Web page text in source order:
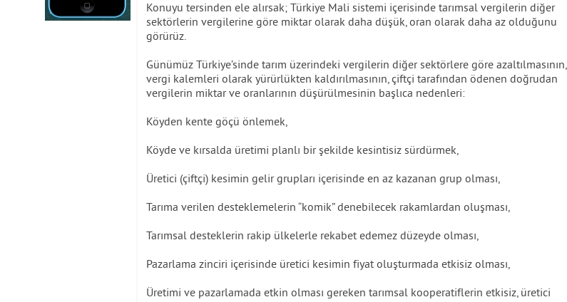
Konuyu tersinden ele alırsak; Türkiye Mali sistemi içerisinde tarımsal vergilerin diğer
sektörlerin vergilerine göre miktar olarak daha düşük, oran olarak daha az olduğunu
görürüz.
Günümüz Türkiye’sinde tarım üzerindeki vergilerin diğer sektörlere göre azaltılmasının,
vergi kalemleri olarak yürürlükten kaldırılmasının, çiftçi tarafından ödenen doğrudan
vergilerin miktar ve oranlarının düşürülmesinin başlıca nedenleri:
Köyden kente göçü önlemek,
Köyde ve kırsalda üretimi planlı bir şekilde kesintisiz sürdürmek,
Üretici (çiftçi) kesimin gelir grupları içerisinde en az kazanan grup olması,
Tarıma verilen desteklemelerin “komik” denebilecek rakamlardan oluşması,
Tarımsal desteklerin rakip ülkelerle rekabet edemez düzeyde olması,
Pazarlama zinciri içerisinde üretici kesimin fiyat oluşturmada etkisiz olması,
Üretimi ve pazarlamada etkin olması gereken tarımsal kooperatiflerin etkisiz, üretici